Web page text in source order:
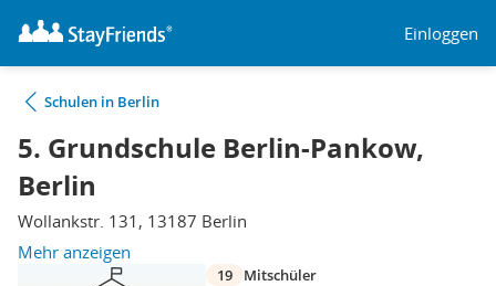
Einloggen
Schulen in Berlin
5. Grundschule Berlin-Pankow,
Berlin
Wollankstr. 131, 13187 Berlin
Mehr anzeigen
19
Mitschüler